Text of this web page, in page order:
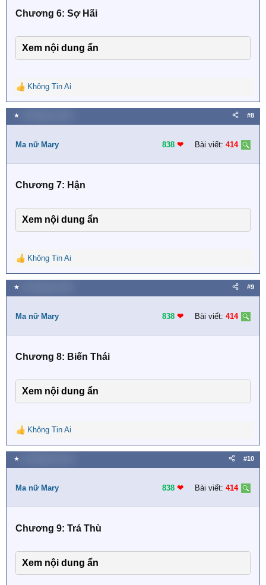
:Chương 6: Sợ Hãi
Xem nội dung ẩn
R
e
a
c
i
n
:
Không Tin Ai
★ #8
Ma nữ Mary 838 ❤︎ Bài viết: 414
Chương 7: Hận
Xem nội dung ẩn
R
e
a
c
i
n
:
Không Tin Ai
★ #9
Ma nữ Mary 838 ❤︎ Bài viết: 414
Chương 8: Biến Thái
Xem nội dung ẩn
R
e
a
c
i
n
:
Không Tin Ai
★ #10
Ma nữ Mary 838 ❤︎ Bài viết: 414
Chương 9: Trả Thù
Xem nội dung ẩn